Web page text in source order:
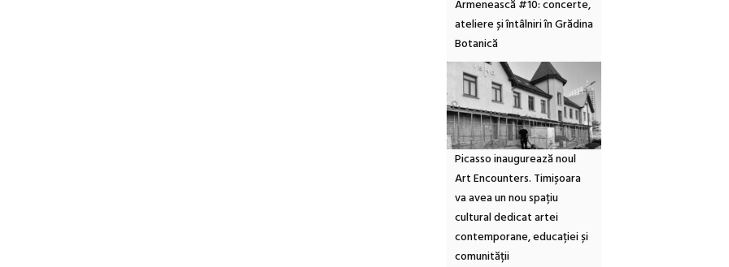
Armenească #10: concerte,
ateliere și întâlniri în Grădina
Botanică
Picasso inaugurează noul
Art Encounters. Timișoara
va avea un nou spațiu
cultural dedicat artei
contemporane, educației și
comunității